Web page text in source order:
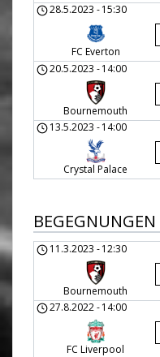
28.5.2023 -15:30
FC Everton
20.5.2023 -14:00
Bournemouth
13.5.2023 -14:00
Crystal Palace
11.3.2023 -12:30
Bournemouth
27.8.2022-14:00
FC Liverpool